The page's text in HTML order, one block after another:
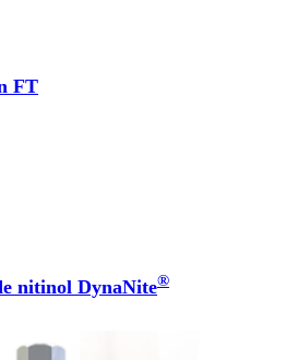
FT
nitinol DynaNite®